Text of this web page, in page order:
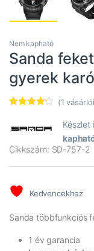
Nem kapható
Sanda
gyerek
5-ből,
alapján
(1
Készlet
Cikkszám: SD-757-2
Kedvencekhez
Sanda többfunkciós
1 év garancia